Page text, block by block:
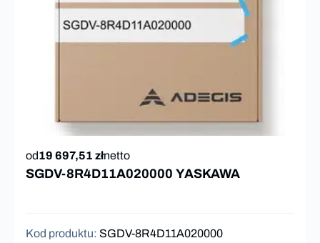
od19 697,51 złnetto
SGDV-8R4D11A020000 YASKAWA
Kod produktu: SGDV-8R4D11A020000